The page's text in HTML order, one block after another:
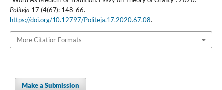
Politeja 17 (4(67): 148-66.
https://doi.org/10.12797/Politeja.17.2020.67.08.
More Citation Formats
Make a Submission